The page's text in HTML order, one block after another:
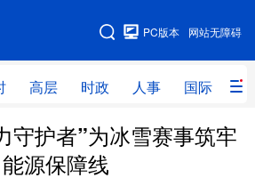
网站无障碍
PC版本
高层 时政 人事 国际 财
网站地图
层 时政 人事
财经 网评
守护者”为冰雪赛事筑牢
能源保障线